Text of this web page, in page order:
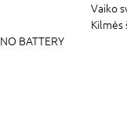
Vaiko
Kilmės
NO BATTERY